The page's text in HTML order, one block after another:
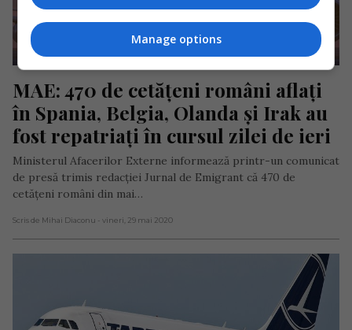
MAE: 470 de cetățeni români aflați
în Spania, Belgia, Olanda și Irak au
fost repatriați în cursul zilei de ieri
Ministerul Afacerilor Externe informează printr-un comunicat
de presă trimis redacției Jurnal de Emigrant că 470 de
cetățeni români din mai…
Scris de Mihai Diaconu - vineri, 29 mai 2020
Manage options